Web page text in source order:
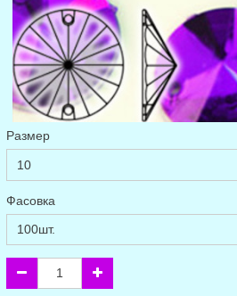
Размер
Фасовка